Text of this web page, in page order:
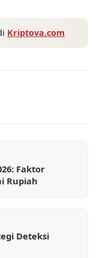
Kriptova.com
Faktor
Rupiah
Deteksi